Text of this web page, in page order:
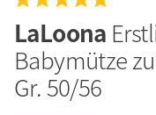
LaLoona
Babymütze
Gr. 50/56